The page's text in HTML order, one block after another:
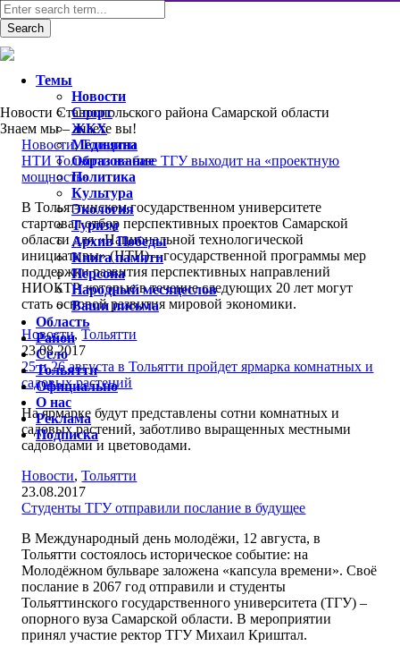
Новости Ставропольского района Самарской области
Знаем мы – знаете вы!
Новости,Тольятти
НТИ Тольятти на базе ТГУ выходит на «проектную
мощность»
В Тольяттинском государственном университете
стартовал отбор перспективных проектов Самарской
области для «Национальной технологической
инициативы» (НТИ) – государственной программы мер
поддержки развития перспективных направлений
НИОКТР, которые в течение следующих 20 лет могут
стать основой развития мировой экономики.
Новости,Тольятти
23.08.2017
25 и 26 августа в Тольятти пройдет ярмарка комнатных и
садовых растений
На ярмарке будут представлены сотни комнатных и
садовых растений, заботливо выращенных местными
садоводами и цветоводами.
Новости,Тольятти
23.08.2017
Студенты ТГУ отправили послание в будущее
В Международный день молодёжи, 12 августа, в
Тольятти состоялось историческое событие: на
Молодёжном бульваре заложена «капсула времени». Своё
послание в 2067 год отправили и студенты
Тольяттинского государственного университета (ТГУ) –
опорного вуза Самарской области. В мероприятии
принял участие ректор ТГУ Михаил Криштал.
Темы
Новости
Спорт
ЖКХ
Медицина
Образование
Политика
Культура
Экология
Туризм
Архив Победы
Книга памяти
Персона
Народный месяцеслов
Ваши письма
Область
Район
Село
Тольятти
Официально
О нас
Реклама
Подписка